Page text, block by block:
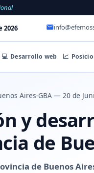
2026
💻 Desarrollo web 📈
Aires-GBA — 20 de
y
de
de Buenos